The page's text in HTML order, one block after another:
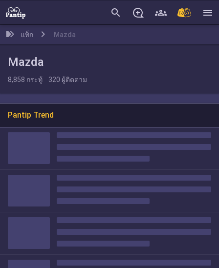
search menu
แท็ก Mazda
Mazda
8,858 กระทู้ 320 ผู้ติดตาม
Pantip Trend